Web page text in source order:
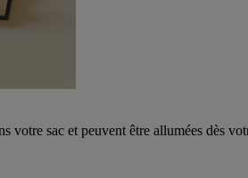
votre sac et peuvent être allumées dès